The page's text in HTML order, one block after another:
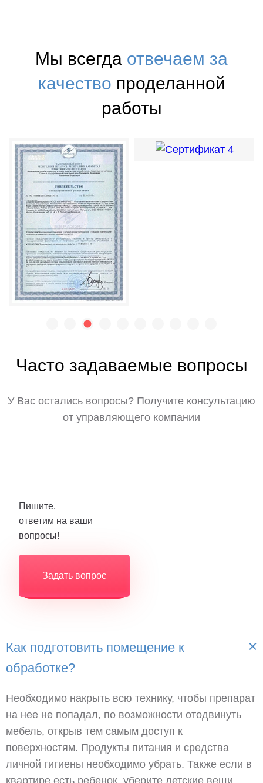
Мы всегда отвечаем за
качество проделанной
работы
Часто задаваемые вопросы
У Вас остались вопросы? Получите консультацию
от управляющего компании
Пишите,
ответим на ваши
вопросы!
Задать вопрос
Как подготовить помещение к
обработке?
Необходимо накрыть всю технику, чтобы препарат
на нее не попадал, по возможности отодвинуть
мебель, открыв тем самым доступ к
поверхностям. Продукты питания и средства
личной гигиены необходимо убрать. Также если в
квартире есть ребенок, уберите детские вещи.